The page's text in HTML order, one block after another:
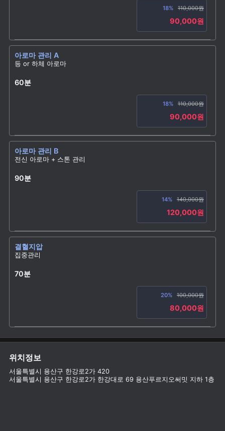
18% 110,000원
90,000원
아로마 관리 A
등 or 하체 아로마
60분
18% 110,000원
90,000원
아로마 관리 B
전신 아로마 + 스톤 관리
90분
14% 140,000원
120,000원
결혈지압
집중관리
70분
20% 100,000원
80,000원
위치정보
서울특별시 용산구 한강로2가 420
서울특별시 용산구 한강로2가 한강대로 69 용산푸르지오써밋 지하 1층